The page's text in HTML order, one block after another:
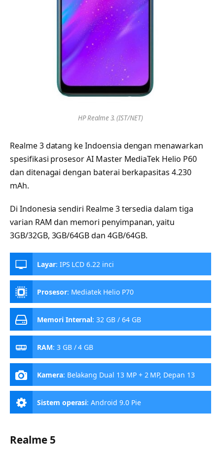
HP Realme 3. (IST/NET)
Realme 3 datang ke Indoensia dengan menawarkan
spesifikasi prosesor AI Master MediaTek Helio P60
dan ditenagai dengan baterai berkapasitas 4.230
mAh.
Di Indonesia sendiri Realme 3 tersedia dalam tiga
varian RAM dan memori penyimpanan, yaitu
3GB/32GB, 3GB/64GB dan 4GB/64GB.
Layar: IPS LCD 6.22 inci
Prosesor: Mediatek Helio P70
Memori Internal:32 GB / 64 GB
RAM: 3 GB / 4 GB
Kamera: Belakang Dual 13 MP + 2 MP, Depan 13
MP
Sistem operasi:Android 9.0 Pie
Realme 5